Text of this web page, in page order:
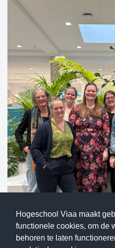
Hogeschool Viaa maakt
functionele cookies, om de
behoren te laten